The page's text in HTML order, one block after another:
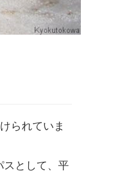
られていま
スとして、平